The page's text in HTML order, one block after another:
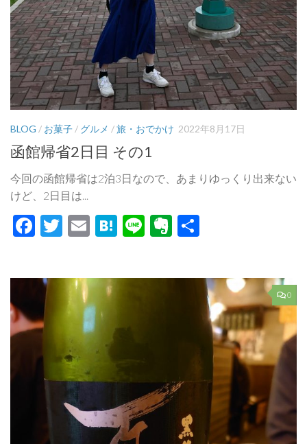
BLOG / お菓子 / グルメ /旅・おでかけ 2022年8月17日
函館帰省2日目 その1
今回の函館帰省は2泊3日なので、あまりゆっくり出来ない
けど、2日目は...
Facebook
Twitter
EmailHatena
LineEvernote
0